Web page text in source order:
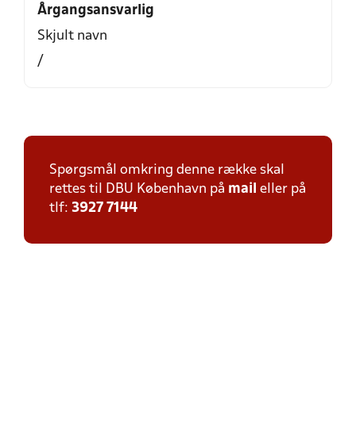
Årgangsansvarlig
Skjult navn
/
Spørgsmål omkring denne række skal
rettes til DBU København på mail eller på
tlf: 3927 7144